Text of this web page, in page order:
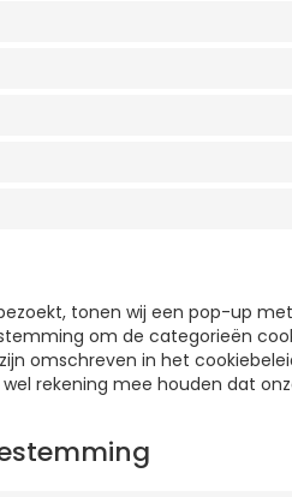
tonen wij een pop-up
om de categorieën
omschreven in het
rekening mee houden dat